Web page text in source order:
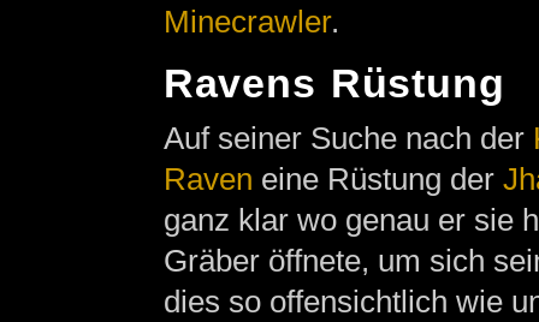
Minecrawler.
Ravens Rüstung
Auf seiner Suche nach der
Raven eine Rüstung der
ganz klar wo genau er sie
Gräber öffnete, um sich
dies so offensichtlich wie